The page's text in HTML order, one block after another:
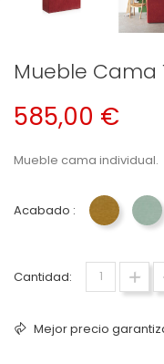
Mueble Cama
585,00 €
Mueble cama individual.
Acabado : Arte -
Cantidad:
Mejor precio